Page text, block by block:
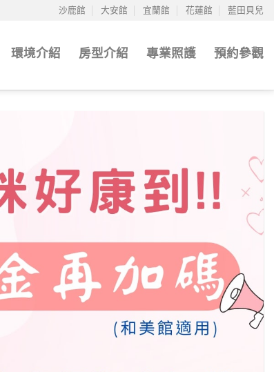
沙鹿館 大安館 宜蘭館 花蓮館 藍田貝兒
環境介紹 房型介紹 專業照護 預約參觀